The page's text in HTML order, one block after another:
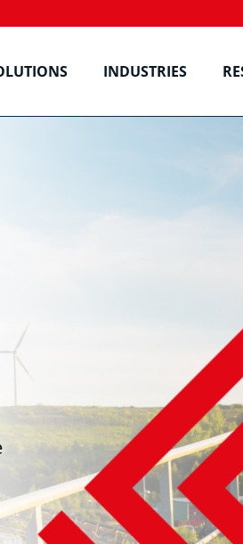
INDUSTRIES